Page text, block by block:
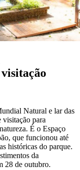
Natural e lar das
visitação para
É o Espaço
que funcionou até
históricas do parque.
da
28 de outubro.